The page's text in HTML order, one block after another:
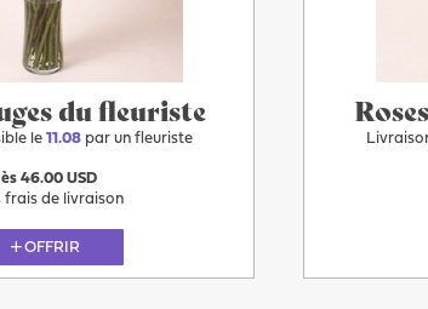
du fleuriste
le 11.08par un fleuriste
46.00 USD
frais de livraison
OFFRIR